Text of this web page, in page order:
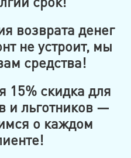
возврата денег
не устроит, мы
средства!
15% скидка для
и льготников —
о каждом